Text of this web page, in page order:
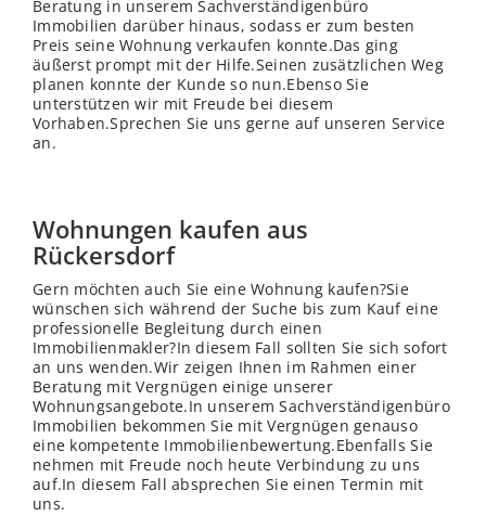
Beratung in unserem Sachverständigenbüro
Immobilien darüber hinaus, sodass er zum besten
Preis seine Wohnung verkaufen konnte.Das ging
äußerst prompt mit der Hilfe.Seinen zusätzlichen Weg
planen konnte der Kunde so nun.Ebenso Sie
unterstützen wir mit Freude bei diesem
Vorhaben.Sprechen Sie uns gerne auf unseren Service
an.
Wohnungen kaufen aus
Rückersdorf
Gern möchten auch Sie eine Wohnung kaufen?Sie
wünschen sich während der Suche bis zum Kauf eine
professionelle Begleitung durch einen
Immobilienmakler?In diesem Fall sollten Sie sich sofort
an uns wenden.Wir zeigen Ihnen im Rahmen einer
Beratung mit Vergnügen einige unserer
Wohnungsangebote.In unserem Sachverständigenbüro
Immobilien bekommen Sie mit Vergnügen genauso
eine kompetente Immobilienbewertung.Ebenfalls Sie
nehmen mit Freude noch heute Verbindung zu uns
auf.In diesem Fall absprechen Sie einen Termin mit
uns.